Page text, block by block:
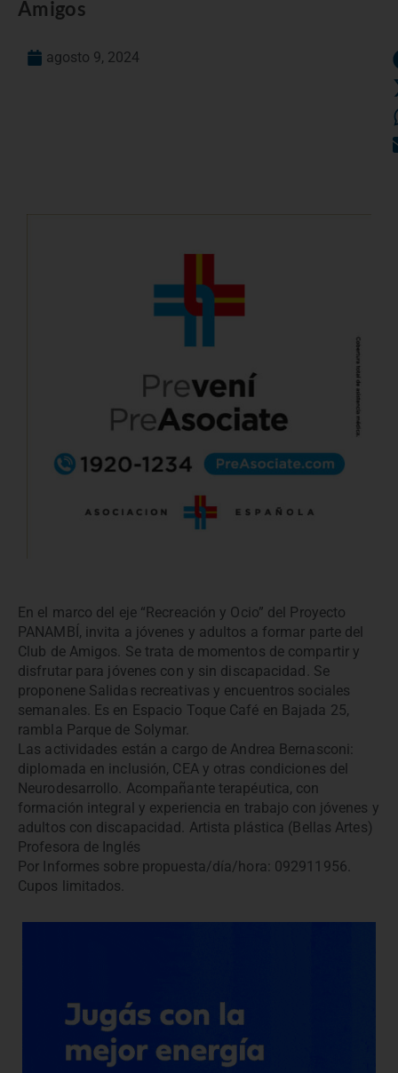
Amigos
agosto 9, 2024
En el marco del eje “Recreación y Ocio” del Proyecto
PANAMBÍ, invita a jóvenes y adultos a formar parte del
Club de Amigos. Se trata de momentos de compartir y
disfrutar para jóvenes con y sin discapacidad. Se
proponene Salidas recreativas y encuentros sociales
semanales. Es en Espacio Toque Café en Bajada 25,
rambla Parque de Solymar.
Las actividades están a cargo de Andrea Bernasconi:
diplomada en inclusión, CEA y otras condiciones del
Neurodesarrollo. Acompañante terapéutica, con
formación integral y experiencia en trabajo con jóvenes y
adultos con discapacidad. Artista plástica (Bellas Artes)
Profesora de Inglés
Por Informes sobre propuesta/día/hora: 092911956.
Cupos limitados.